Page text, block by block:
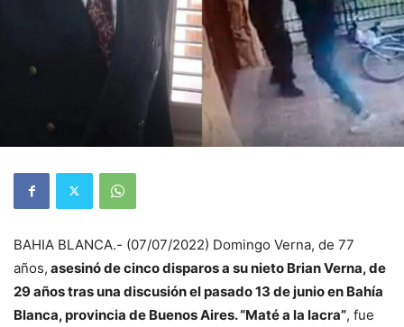
BAHIA BLANCA.- (07/07/2022) Domingo Verna, de 77
años, asesinó de cinco disparos a su nieto Brian Verna, de
29 años tras una discusión el pasado 13 de junio en Bahía
Blanca, provincia de Buenos Aires. “Maté a la lacra”, fue